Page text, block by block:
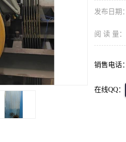
发布日期：
阅 读 量：
销售电话：
在线QQ：